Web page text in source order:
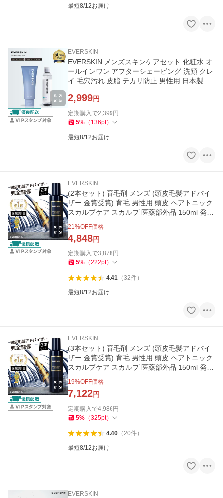
最短8/12お届け
EVERSKIN
EVERSKIN メンズスキンケアセット 化粧水 オ
ールインワン アフターシェービング 洗顔 クレ
イ 毛穴汚れ 皮脂 テカリ防止 男性用 日本製 ギ
2,999円
定期購入で2,399 円
5% （ 136pt）
最短8/12お届け
EVERSKIN
(2本セット) 育毛剤 メンズ (頭皮毛髪アドバイ
ザー 金賞受賞) 育毛 男性用 頭皮 ヘアトニック
スカルプケア スカルプ 医薬部外品 150ml 発毛
剤ではなく育毛剤
21%OFF価格
4,848円
定期購入で3,878 円
5% （222pt）
4.41（32件）
最短8/12お届け
EVERSKIN
(3本セット) 育毛剤 メンズ (頭皮毛髪アドバイ
ザー 金賞受賞) 育毛 男性用 頭皮 ヘアトニック
スカルプケア スカルプ 医薬部外品 150ml 発毛
剤ではなく育毛剤
19%OFF価格
7,122円
定期購入で4,986 円
5% （325pt）
4.40（20件）
最短8/12お届け
EVERSKIN